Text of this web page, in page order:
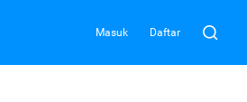
Masuk Daftar